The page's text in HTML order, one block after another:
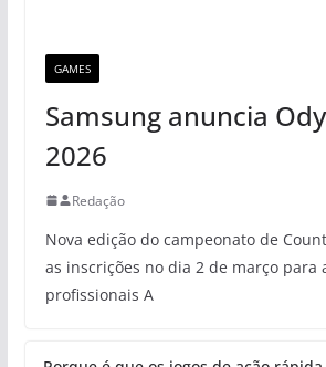
GAMES
Samsung anuncia
2026
Redação
Nova edição do campeonato de
as inscrições no dia 2 de março para
profissionais A